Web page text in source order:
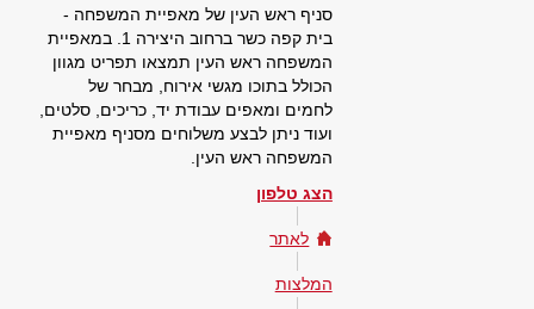
סניף ראש העין של מאפיית המשפחה -
בית קפה כשר ברחוב היצירה 1. במאפיית
המשפחה ראש העין תמצאו תפריט מגוון
הכולל בתוכו מגשי אירוח, מבחר של
לחמים ומאפים עבודת יד, כריכים, סלטים,
ועוד ניתן לבצע משלוחים מסניף מאפיית
המשפחה ראש העין.
הצג טלפון
לאתר
המלצות